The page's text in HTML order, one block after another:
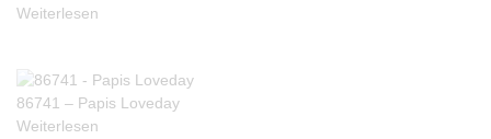
Weiterlesen
86741 – Papis Loveday
Weiterlesen